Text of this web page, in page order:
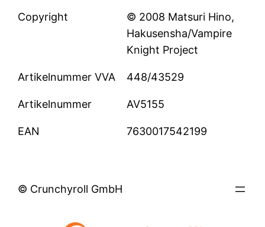
Copyright
© 2008 Matsuri Hino,
Hakusensha/Vampire
Knight Project
Artikelnummer VVA 448/43529
Artikelnummer AV5155
EAN 7630017542199
© Crunchyroll GmbH